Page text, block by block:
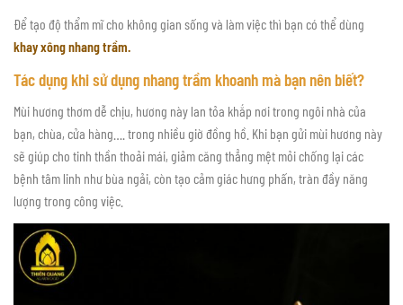
Để tạo độ thẩm mĩ cho không gian sống và làm việc thì bạn có thể dùng
khay xông nhang trầm.
Tác dụng khi sử dụng nhang trầm khoanh mà bạn nên biết?
Mùi hương thơm dễ chịu, hương này lan tỏa khắp nơi trong ngôi nhà của
bạn, chùa, cửa hàng…. trong nhiều giờ đồng hồ. Khi bạn gửi mùi hương này
sẽ giúp cho tinh thần thoải mái, giảm căng thẳng mệt mỏi chống lại các
bệnh tâm linh như bùa ngải, còn tạo cảm giác hưng phấn, tràn đầy năng
lượng trong công việc.